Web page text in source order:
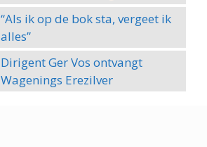
“Als ik op de bok sta, vergeet ik
alles”
Dirigent Ger Vos ontvangt
Wagenings Erezilver